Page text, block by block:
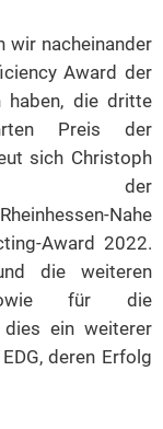
wir nacheinander
Award der
haben, die dritte
Preis der
sich Christoph
der
Nahe
Award 2022.
die weiteren
sowie für die
ein weiterer
deren Erfolg